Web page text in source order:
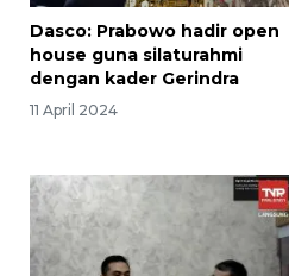
Dasco: Prabowo hadir open
house guna silaturahmi
dengan kader Gerindra
11 April 2024